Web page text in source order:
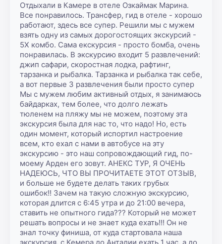
Отдыхали в Камере в отеле Озкаймак Марина.
Все понравилось. Трансфер, гид в отеле - хорошо
работают, здесь все супер. Решили мы с мужем
взять одну из самых дорогостоящих экскурсий -
5Х комбо. Сама екскурсия - просто бомба, очень
понравилась. В экскурсию входит 5 развлечений:
джип сафари, скоростная лодка, рафтинг,
тарзанка и рыбалка. Тарзанка и рыбалка так себе,
а вот первые 3 развлечения были просто супер
Мы с мужем любим активный отдых, я занимаюсь
байдарках, тем более, что долго лежать
тюленем на пляжу мы не можем, поэтому эта
экскурсия была для нас то, что надо! Но, есть
один момент, который испортил настроение
всем, кто ехал с нами в автобусе на эту
экскурсию - это наш сопровождающий гид, по-
моему Арден его зовут. АНЕКС ТУР, Я ОЧЕНЬ
НАДЕЮСЬ, ЧТО ВЫ ПРОЧИТАЕТЕ ЭТОТ ОТЗЫВ,
и больше не будете делать таких грубых
ошибок!! Зачем на такую сложную экскурсию,
которая длится с 6:45 утра и до 21:00 вечера,
ставить не опытного гида??? Который не может
решать вопросы и не знает куда ехать!!! Он не
знал точку финиша, от куда стартовала наша